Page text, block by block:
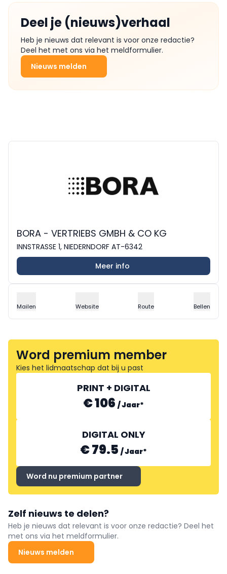
Deel je (nieuws)verhaal
Heb je nieuws dat relevant is voor onze redactie?
Deel het met ons via het meldformulier.
Nieuws melden
BORA - VERTRIEBS GMBH & CO KG
INNSTRASSE 1, NIEDERNDORF AT-6342
Meer info
Mailen Website Route Bellen
Word premium member
Kies het lidmaatschap dat bij u past
PRINT + DIGITAL
€ 106 /Jaar*
DIGITAL ONLY
€ 79.5 /Jaar*
Word nu premium partner
Zelf nieuws te delen?
Heb je nieuws dat relevant is voor onze redactie? Deel het
met ons via het meldformulier.
Nieuws melden